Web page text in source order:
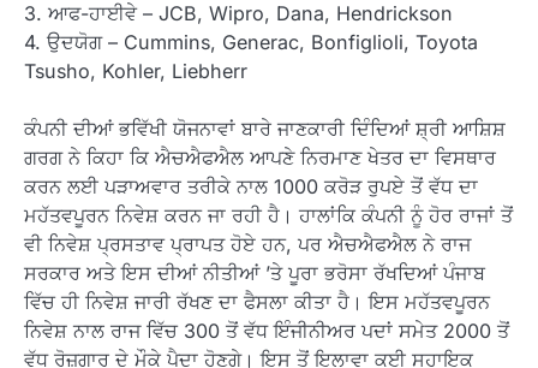
3. ਆਫ-ਹਾਈਵੇ – JCB, Wipro, Dana, Hendrickson
4. ਉਦਯੋਗ – Cummins, Generac, Bonfiglioli, Toyota
Tsusho, Kohler, Liebherr
ਕੰਪਨੀ ਦੀਆਂ ਭਵਿੱਖੀ ਯੋਜਨਾਵਾਂ ਬਾਰੇ ਜਾਣਕਾਰੀ ਦਿੰਦਿਆਂ ਸ਼੍ਰੀ ਆਸ਼ਿਸ਼
ਗਰਗ ਨੇ ਕਿਹਾ ਕਿ ਐਚਐਫਐਲ ਆਪਣੇ ਨਿਰਮਾਣ ਖੇਤਰ ਦਾ ਵਿਸਥਾਰ
ਕਰਨ ਲਈ ਪੜਾਅਵਾਰ ਤਰੀਕੇ ਨਾਲ 1000 ਕਰੋੜ ਰੁਪਏ ਤੋਂ ਵੱਧ ਦਾ
ਮਹੱਤਵਪੂਰਨ ਨਿਵੇਸ਼ ਕਰਨ ਜਾ ਰਹੀ ਹੈ। ਹਾਲਾਂਕਿ ਕੰਪਨੀ ਨੂੰ ਹੋਰ ਰਾਜਾਂ ਤੋਂ
ਵੀ ਨਿਵੇਸ਼ ਪ੍ਰਸਤਾਵ ਪ੍ਰਾਪਤ ਹੋਏ ਹਨ, ਪਰ ਐਚਐਫਐਲ ਨੇ ਰਾਜ
ਸਰਕਾਰ ਅਤੇ ਇਸ ਦੀਆਂ ਨੀਤੀਆਂ ’ਤੇ ਪੂਰਾ ਭਰੋਸਾ ਰੱਖਦਿਆਂ ਪੰਜਾਬ
ਵਿੱਚ ਹੀ ਨਿਵੇਸ਼ ਜਾਰੀ ਰੱਖਣ ਦਾ ਫੈਸਲਾ ਕੀਤਾ ਹੈ। ਇਸ ਮਹੱਤਵਪੂਰਨ
ਨਿਵੇਸ਼ ਨਾਲ ਰਾਜ ਵਿੱਚ 300 ਤੋਂ ਵੱਧ ਇੰਜੀਨੀਅਰ ਪਦਾਂ ਸਮੇਤ 2000 ਤੋਂ
ਵੱਧ ਰੋਜ਼ਗਾਰ ਦੇ ਮੌਕੇ ਪੈਦਾ ਹੋਣਗੇ। ਇਸ ਤੋਂ ਇਲਾਵਾ ਕਈ ਸਹਾਇਕ